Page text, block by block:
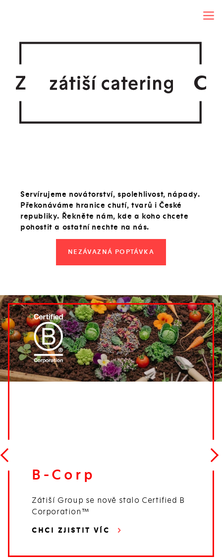
Servírujeme novátorství, spolehlivost, nápady.
Překonáváme hranice chutí, tvarů i České
republiky. Řekněte nám, kde a koho chcete
pohostit a ostatní nechte na nás.
NEZÁVAZNÁ POPTÁVKA
B-Corp
Zátiší Group se nově stalo Certified B
Corporation™
CHCI ZJISTIT VÍC